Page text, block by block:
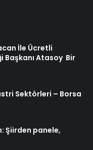
İle Ücretli
Başkanı Atasoy Bir
Sektörleri – Borsa
Şiirden panele,